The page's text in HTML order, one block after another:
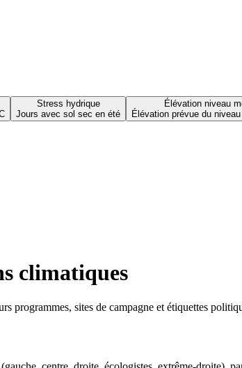
Stress hydrique
Jours avec sol sec en été
Élévation niveau
Élévation prévue du
climatiques
programmes, sites de campagne et étiquettes